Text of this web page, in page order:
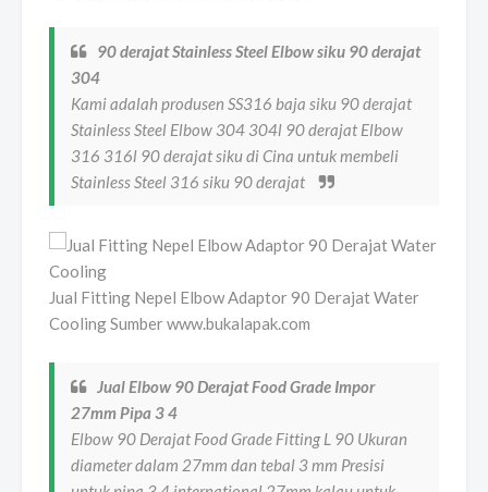
90 derajat Stainless Steel Elbow siku 90 derajat
304
Kami adalah produsen SS316 baja siku 90 derajat
Stainless Steel Elbow 304 304l 90 derajat Elbow
316 316l 90 derajat siku di Cina untuk membeli
Stainless Steel 316 siku 90 derajat
Jual Fitting Nepel Elbow Adaptor 90 Derajat Water
Cooling Sumber www.bukalapak.com
Jual Elbow 90 Derajat Food Grade Impor
27mm Pipa 3 4
Elbow 90 Derajat Food Grade Fitting L 90 Ukuran
diameter dalam 27mm dan tebal 3 mm Presisi